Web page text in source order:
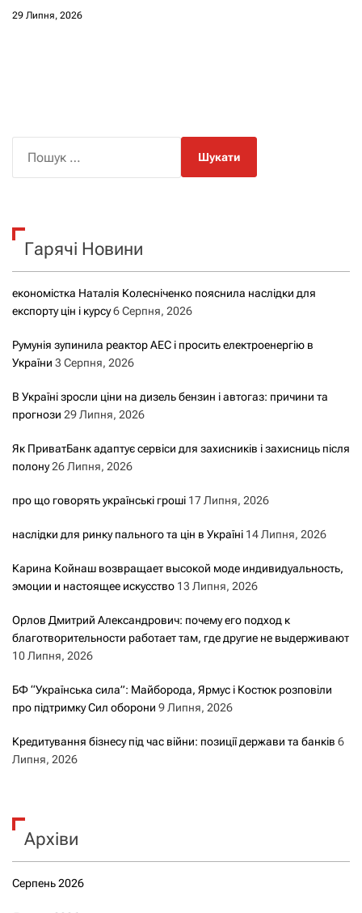
29 Липня, 2026
к
Гарячі Новини
економістка Наталія Колесніченко пояснила наслідки для
експорту цін і курсу6 Серпня, 2026
Румунія зупинила реактор АЕС і просить електроенергію в
України 3 Серпня, 2026
В Україні зросли ціни на дизель бензин і автогаз: причини та
прогнози 29 Липня, 2026
Як ПриватБанк адаптує сервіси для захисників і захисниць після
полону26 Липня, 2026
про що говорять українські гроші 17 Липня, 2026
наслідки для ринку пального та цін в Україні 14 Липня, 2026
Карина Койнаш возвращает высокой моде индивидуальность,
эмоции и настоящее искусство 13 Липня, 2026
Орлов Дмитрий Александрович: почему его подход к
благотворительности работает там, где другие не выдерживают
10 Липня, 2026
БФ “Українська сила”: Майборода, Ярмус і Костюк розповіли
про підтримку Сил оборони 9 Липня, 2026
Кредитування бізнесу під час війни: позиції держави та банків 6
Липня, 2026
Архіви
Серпень 2026